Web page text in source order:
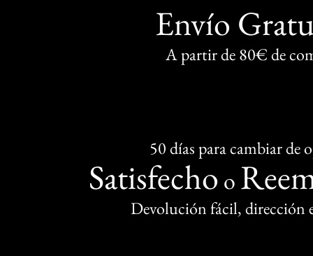
Envío
A partir de 80€ de
50 días para cambiar de
Satisfecho o
Devolución fácil, dirección